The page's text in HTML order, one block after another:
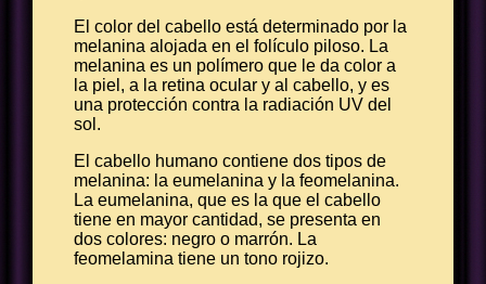
El color del cabello está determinado por la
melanina alojada en el folículo piloso. La
melanina es un polímero que le da color a
la piel, a la retina ocular y al cabello, y es
una protección contra la radiación UV del
sol.
El cabello humano contiene dos tipos de
melanina: la eumelanina y la feomelanina.
La eumelanina, que es la que el cabello
tiene en mayor cantidad, se presenta en
dos colores: negro o marrón. La
feomelamina tiene un tono rojizo.